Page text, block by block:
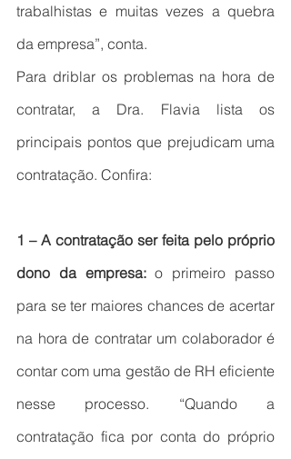
trabalhistas e muitas vezes a quebra
da empresa”, conta.
Para driblar os problemas na hora de
contratar, a Dra. Flavia lista os
principais pontos que prejudicam uma
contratação. Confira:
1 – A contratação ser feita pelo próprio
dono da empresa: o primeiro passo
para se ter maiores chances de acertar
na hora de contratar um colaborador é
contar com uma gestão de RH eficiente
nesse processo. “Quando a
contratação fica por conta do próprio